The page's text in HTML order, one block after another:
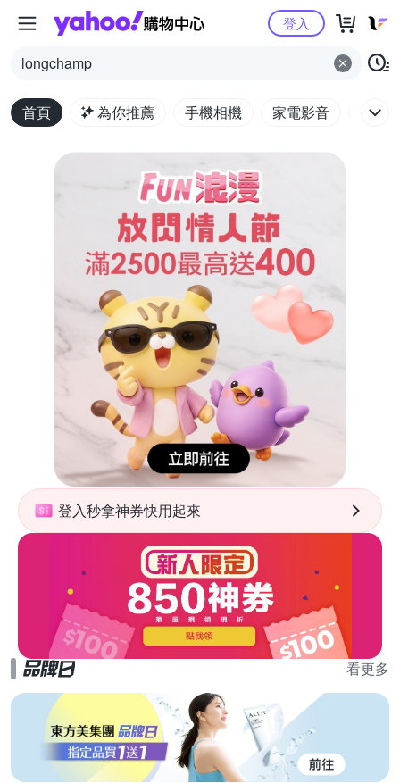
Yahoo購物中心
longchamp
登入
首頁 為你推薦 手機相機 家電影音 電腦
登入秒拿神券快用起來
看更多